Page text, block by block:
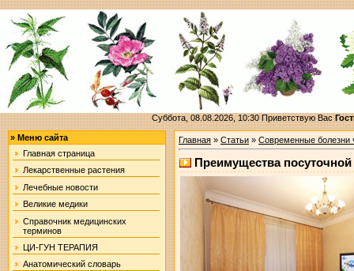
Суббота, 08.08.2026, 10:30Приветствую Вас
» Меню сайта
Главная страница
Лекарственные растения
Лечебные новости
Великие медики
Справочник медицинских
терминов
ЦИ-ГУН ТЕРАПИЯ
Анатомический словарь
Главная» Статьи» Современные болезни
Преимущества